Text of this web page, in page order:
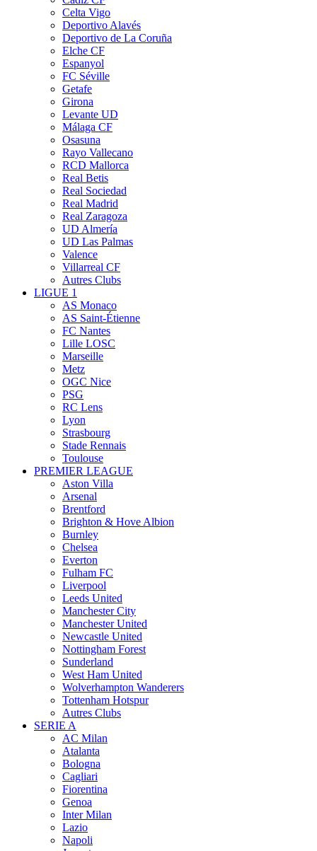
Celta Vigo
Deportivo Alavés
Deportivo de La Coruña
Elche CF
Espanyol
FC Séville
Getafe
Girona
Levante UD
Málaga CF
Osasuna
Rayo Vallecano
RCD Mallorca
Real Betis
Real Sociedad
Real Madrid
Real Zaragoza
UD Almería
UD Las Palmas
Valence
Villarreal CF
Autres Clubs
LIGUE 1
AS Monaco
AS Saint-Étienne
FC Nantes
Lille LOSC
Marseille
Metz
OGC Nice
PSG
RC Lens
Lyon
Strasbourg
Stade Rennais
Toulouse
PREMIER LEAGUE
Aston Villa
Arsenal
Brentford
Brighton & Hove Albion
Burnley
Chelsea
Everton
Fulham FC
Liverpool
Leeds United
Manchester City
Manchester United
Newcastle United
Nottingham Forest
Sunderland
West Ham United
Wolverhampton Wanderers
Tottenham Hotspur
Autres Clubs
SERIE A
AC Milan
Atalanta
Bologna
Cagliari
Fiorentina
Genoa
Inter Milan
Lazio
Napoli